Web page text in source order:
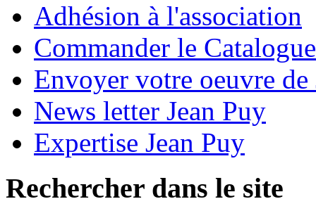
Adhésion à l'association
Commander le
Envoyer votre oeuvre de
News letter Jean Puy
Expertise Jean Puy
Rechercher dans le site